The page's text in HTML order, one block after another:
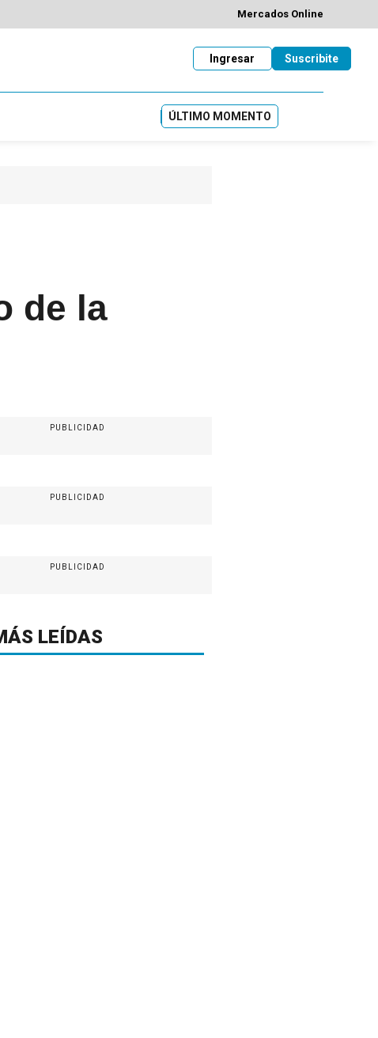
Mercados Online
Suscribite
Ingresar
ÚLTIMO MOMENTO
de la
PUBLICIDAD
PUBLICIDAD
PUBLICIDAD
LEÍDAS